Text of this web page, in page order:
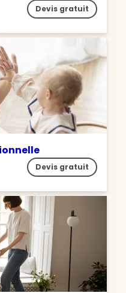
Devis gratuit
Devis gratuit